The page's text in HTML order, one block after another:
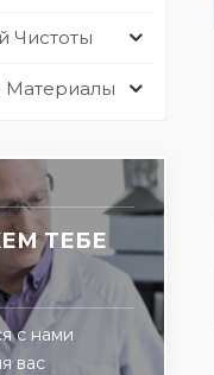
Чистоты
Материалы
ТЕБЕ
с нами
вас